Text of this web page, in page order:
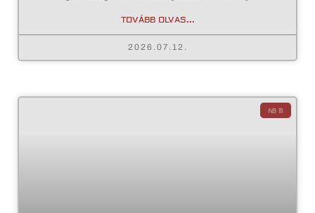
TOVÁBB OLVAS...
2026.07.12.
NB III